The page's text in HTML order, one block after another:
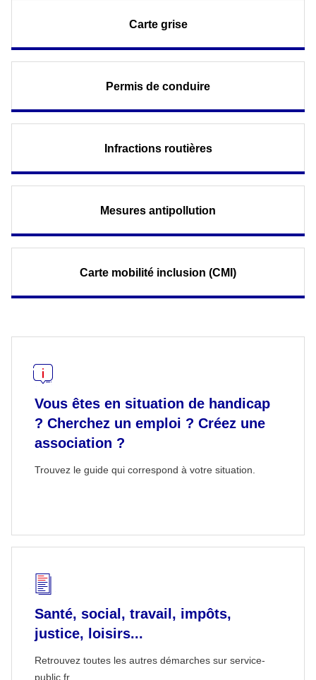
Carte grise
Permis de conduire
Infractions routières
Mesures antipollution
Carte mobilité inclusion (CMI)
Vous êtes en situation de handicap
? Cherchez un emploi ? Créez une
association ?
Trouvez le guide qui correspond à votre situation.
Santé, social, travail, impôts,
justice, loisirs...
Retrouvez toutes les autres démarches sur service-
public.fr